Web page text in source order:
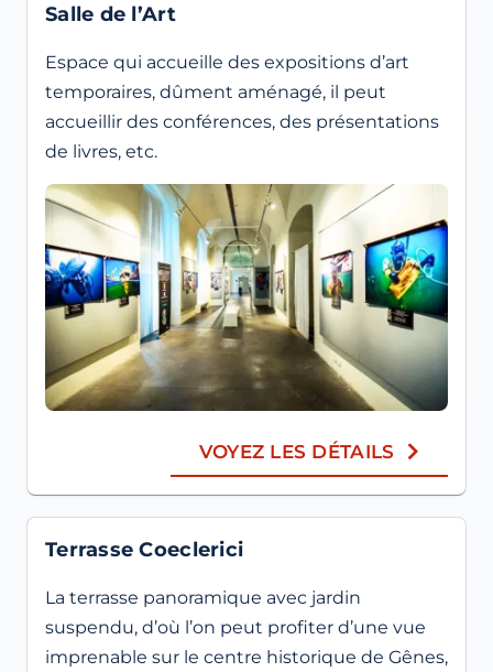
Salle de l’Art
Espace qui accueille des expositions d’art
temporaires, dûment aménagé, il peut
accueillir des conférences, des présentations
de livres, etc.
VOYEZ LES DÉTAILS
Terrasse Coeclerici
La terrasse panoramique avec jardin
suspendu, d’où l’on peut profiter d’une vue
imprenable sur le centre historique de Gênes,